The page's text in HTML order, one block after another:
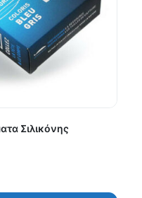
Σιλικόνης